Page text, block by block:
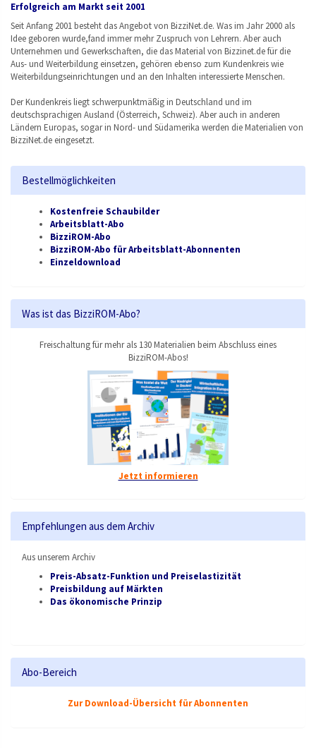
Erfolgreich am Markt seit 2001
Seit Anfang 2001 besteht das Angebot von BizziNet.de. Was im Jahr 2000 als
Idee geboren wurde,fand immer mehr Zuspruch von Lehrern. Aber auch
Unternehmen und Gewerkschaften, die das Material von Bizzinet.de für die
Aus- und Weiterbildung einsetzen, gehören ebenso zum Kundenkreis wie
Weiterbildungseinrichtungen und an den Inhalten interessierte Menschen.
Der Kundenkreis liegt schwerpunktmäßig in Deutschland und im
deutschsprachigen Ausland (Österreich, Schweiz). Aber auch in anderen
Ländern Europas, sogar in Nord- und Südamerika werden die Materialien von
BizziNet.de eingesetzt.
Bestellmöglichkeiten
Kostenfreie Schaubilder
Arbeitsblatt-Abo
BizziROM-Abo
BizziROM-Abo für Arbeitsblatt-Abonnenten
Einzeldownload
Was ist das BizziROM-Abo?
Freischaltung für mehr als 130 Materialien beim Abschluss eines
BizziROM-Abos!
Jetzt informieren
Empfehlungen aus dem Archiv
Aus unserem Archiv
Preis-Absatz-Funktion und Preiselastizität
Preisbildung auf Märkten
Das ökonomische Prinzip
Abo-Bereich
Zur Download-Übersicht für Abonnenten